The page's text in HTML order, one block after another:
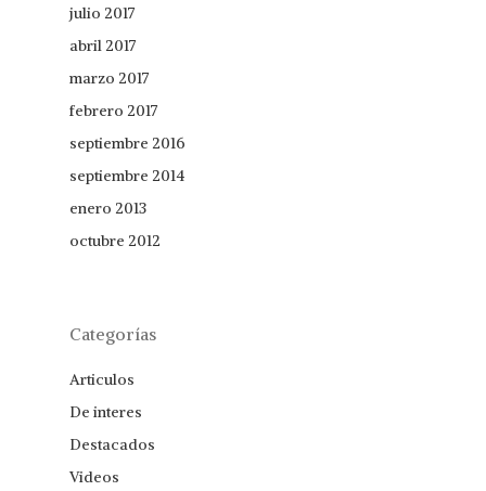
julio 2017
abril 2017
marzo 2017
febrero 2017
septiembre 2016
septiembre 2014
enero 2013
octubre 2012
Categorías
Articulos
De interes
Destacados
Videos